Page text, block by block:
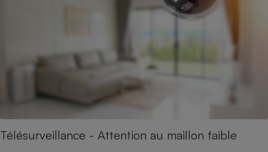
Télésurveillance - Attention au maillon faible